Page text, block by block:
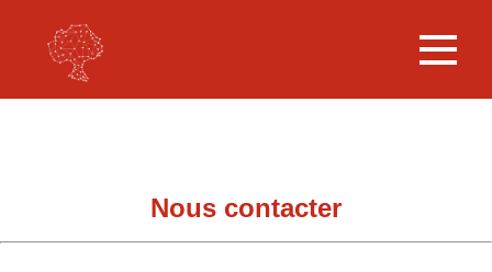
Nous contacter